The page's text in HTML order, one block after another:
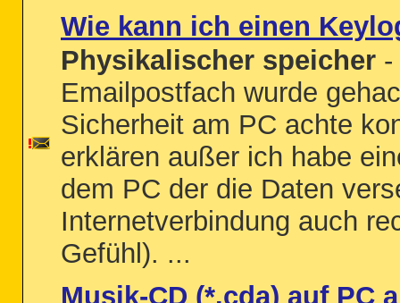
Wie kann ich einen
Physikalischer speicher -
Emailpostfach wurde
Sicherheit am PC achte
erklären außer ich habe
dem PC der die Daten
Internetverbindung auch
Gefühl). ...
Musik-CD (*.cda) auf PC